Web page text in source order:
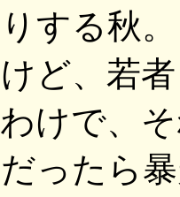
する秋。
ど、若
けで、
ったら